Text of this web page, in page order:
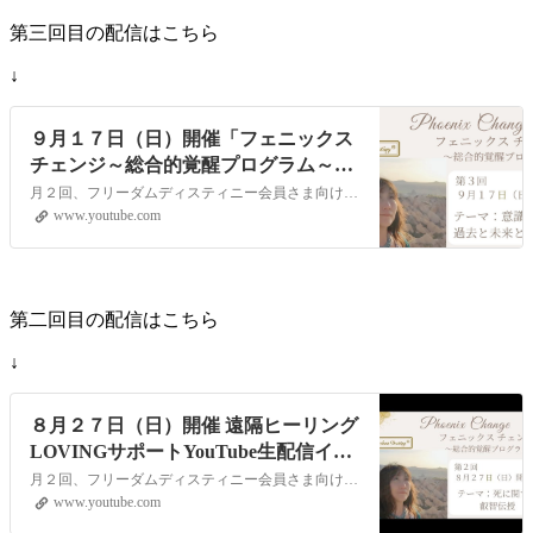
第三回目の配信はこちら
↓
９月１７日（日）開催「フェニックス
チェンジ～総合的覚醒プログラム～」
YouTubeライブヒーリングイベント
月２回、フリーダムディスティニー会員さま向けに遠隔ヒーリングLOVINGサポートをYouTubeの生配信でお届けします。視聴者参加型のイベントとなりますので次回、どんなテーマで講座を開いてほしいか？等のリクエストや配信中のコメントもお受付しています！【第一回目）配信日時】９月１７日（日）１０：００～（約４０分）【…
www.youtube.com
第二回目の配信はこちら
↓
８月２７日（日）開催 遠隔ヒーリング
LOVINGサポートYouTube生配信イベ
ント
月２回、フリーダムディスティニー会員さま向けに遠隔ヒーリングLOVINGサポートをYouTubeの生配信でお届けします。視聴者参加型のイベントとなりますので次回、どんなテーマで講座を開いてほしいか？等のリクエストや配信中のコメントもお受付しています！【第二回目）配信日時】８月２７日（日）１０：００～（約４０分）《…
www.youtube.com